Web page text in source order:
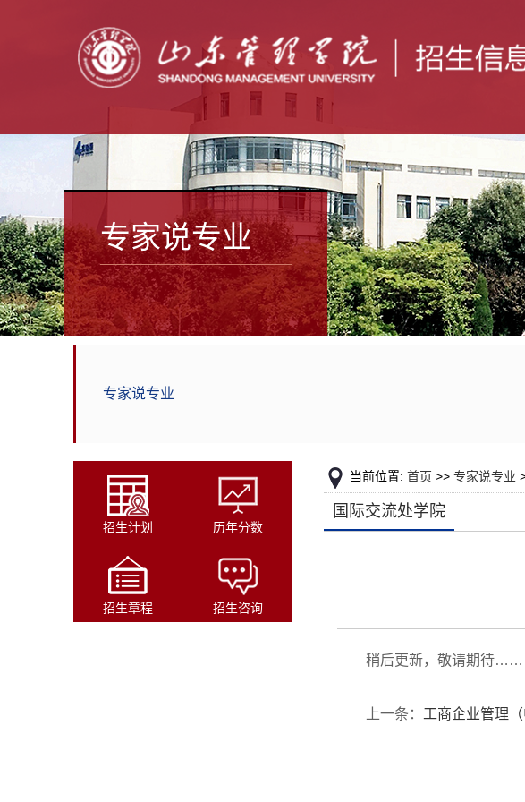
专家说专业
专家说专业
招生计划 历年分数
招生章程 招生咨询
当前位置: 首页 >> 专家说专业
国际交流处学院
稍后更新，敬请期待……
上一条： 工商企业管理